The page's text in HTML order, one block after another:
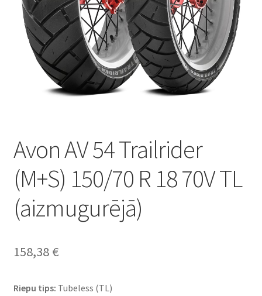
Avon AV 54 Trailrider
(M+S) 150/70 R 18 70V TL
(aizmugurējā)
158,38 €
Riepu tips: Tubeless (TL)